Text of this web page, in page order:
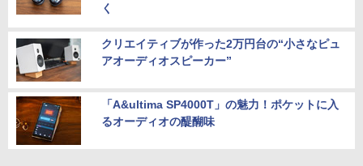
く
クリエイティブが作った2万円台の“小さなピュ
アオーディオスピーカー”
「A&ultima SP4000T」の魅力！ポケットに入
るオーディオの醍醐味